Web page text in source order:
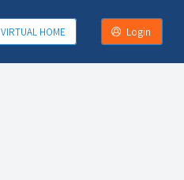
VIRTUAL HOME Login